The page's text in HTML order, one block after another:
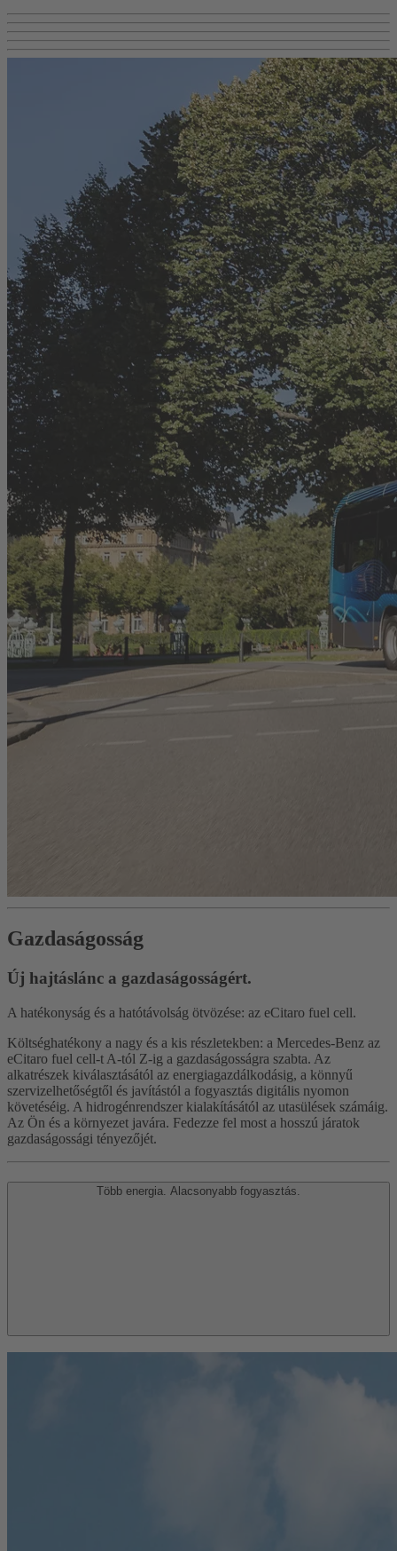
Gazdaságosság
Új hajtáslánc a gazdaságosságért.
A hatékonyság és a hatótávolság ötvözése: az eCitaro fuel cell.
Költséghatékony a nagy és a kis részletekben: a Mercedes-Benz az
eCitaro fuel cell-t A-tól Z-ig a gazdaságosságra szabta. Az
alkatrészek kiválasztásától az energiagazdálkodásig, a könnyű
szervizelhetőségtől és javítástól a fogyasztás digitális nyomon
követéséig. A hidrogénrendszer kialakításától az utasülések számáig.
Az Ön és a környezet javára. Fedezze fel most a hosszú járatok
gazdaságossági tényezőjét.
Több energia. Alacsonyabb fogyasztás.